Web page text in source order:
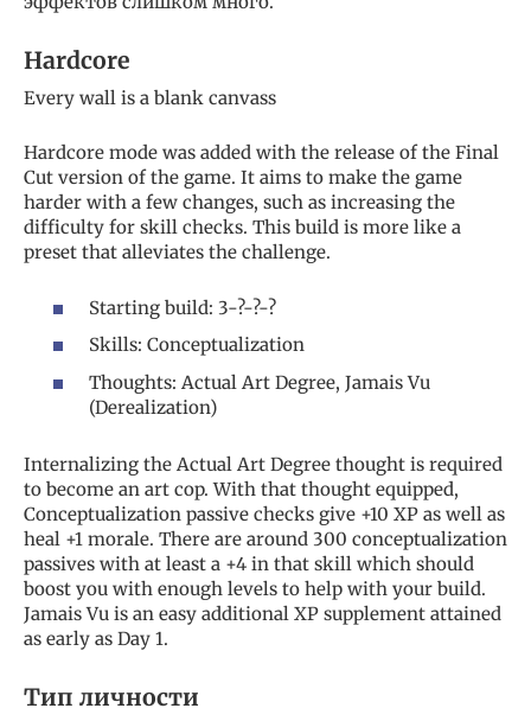
Hardcore
Every wall is a blank canvass
Hardcore mode was added with the release of the Final
Cut version of the game. It aims to make the game
harder with a few changes, such as increasing the
difficulty for skill checks. This build is more like a
preset that alleviates the challenge.
Starting build: 3-?-?-?
Skills: Conceptualization
Thoughts: Actual Art Degree, Jamais Vu
(Derealization)
Internalizing the Actual Art Degree thought is required
to become an art cop. With that thought equipped,
Conceptualization passive checks give +10 XP as well as
heal +1 morale. There are around 300 conceptualization
passives with at least a +4 in that skill which should
boost you with enough levels to help with your build.
Jamais Vu is an easy additional XP supplement attained
as early as Day 1.
Тип личности